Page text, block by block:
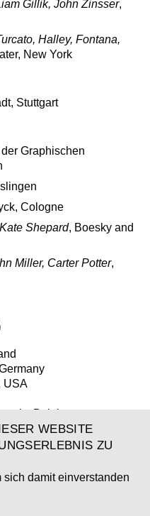
Gillik, John Zinsser,
Halley, Fontana,
New York
Stuttgart
Graphischen
Cologne
Shepard, Boesky and
Miller, Carter Potter,
USA
Belgium
here, Verlag der
2016
WEBSITE
ZU
damit einverstanden